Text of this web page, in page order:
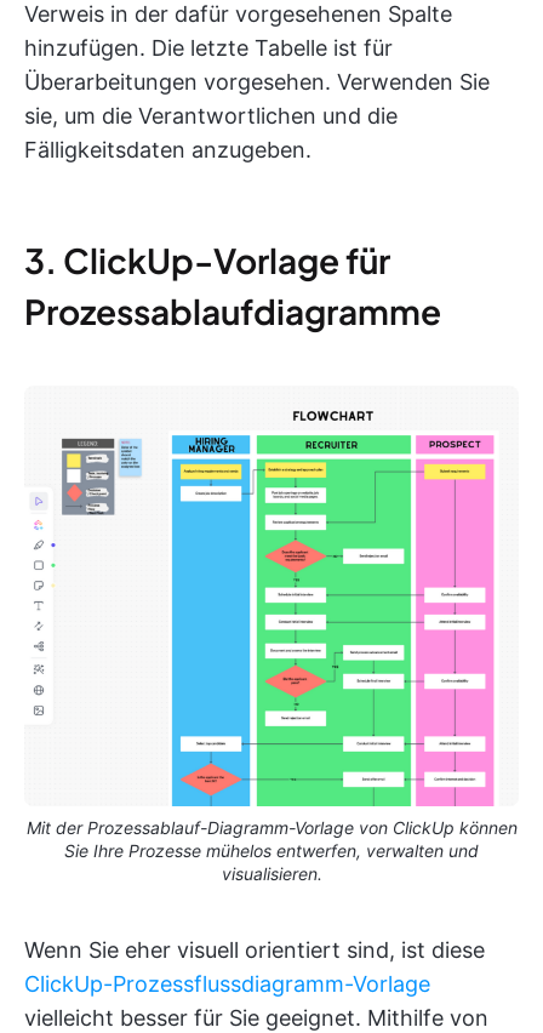
Verweis in der dafür vorgesehenen Spalte
hinzufügen. Die letzte Tabelle ist für
Überarbeitungen vorgesehen. Verwenden Sie
sie, um die Verantwortlichen und die
Fälligkeitsdaten anzugeben.
3. ClickUp-Vorlage für
Prozessablaufdiagramme
Mit der Prozessablauf-Diagramm-Vorlage von ClickUp können
Sie Ihre Prozesse mühelos entwerfen, verwalten und
visualisieren.
Wenn Sie eher visuell orientiert sind, ist diese
ClickUp-Prozessflussdiagramm-Vorlage
vielleicht besser für Sie geeignet. Mithilfe von